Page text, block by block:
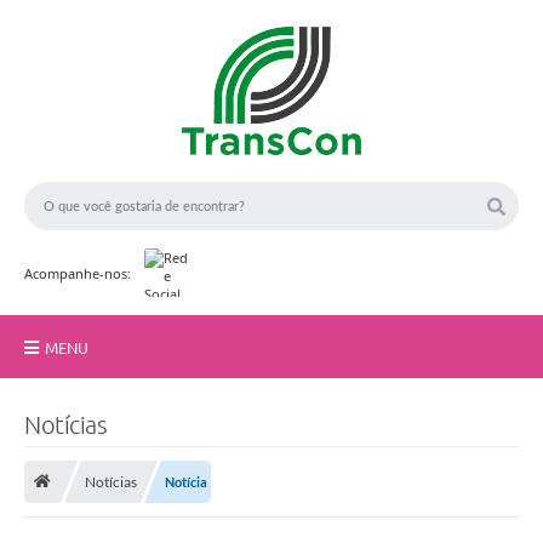
Acompanhe-nos:
MENU
Notícias
Notícias Notícia